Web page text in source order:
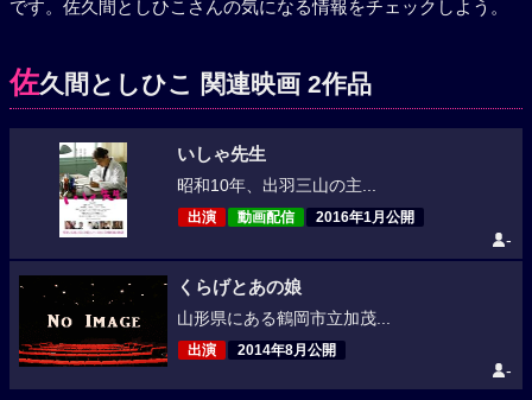
です。佐久間としひこさんの気になる情報をチェックしよう。
佐久間としひこ 関連映画 2作品
いしゃ先生
昭和10年、出羽三山の主...
出演 動画配信 2016年1月公開
-
くらげとあの娘
山形県にある鶴岡市立加茂...
出演 2014年8月公開
-